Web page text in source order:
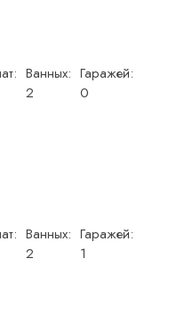
Ванных:
2
Гаражей:
0
Ванных:
2
Гаражей:
1